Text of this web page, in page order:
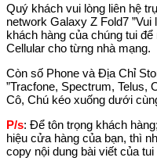
Quý khách vui lòng liên hệ
network Galaxy Z Fold7
khách hàng của chúng tui
Cellular cho từng nhà mạng.
Còn số Phone và Địa Chỉ
”Tracfone, Spectrum, Telus,
Cô, Chú kéo xuống dưới
P/s: Để tôn trọng khách
hiệu cửa hàng của bạn, thì
copy nội dung bài viết của